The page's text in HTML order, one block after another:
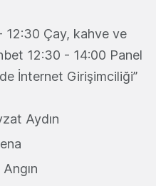
12:30 Çay, kahve ve
12:30 - 14:00 Panel
İnternet Girişimciliği”
Aydın